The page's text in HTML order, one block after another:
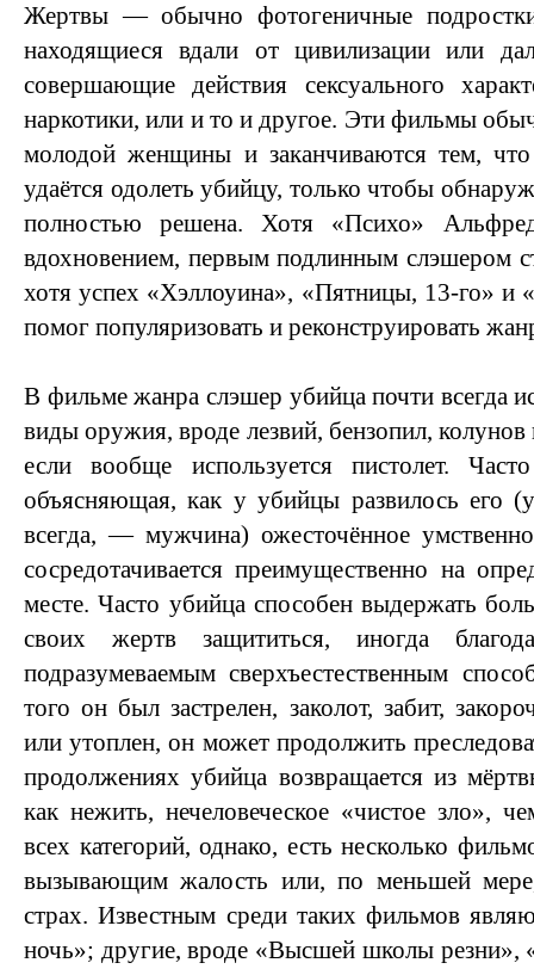
Жертвы — обычно фотогеничные
находящиеся вдали от цивилизации или
совершающие действия сексуального
наркотики, или и то и другое. Эти фильмы
молодой женщины и заканчиваются тем,
удаётся одолеть убийцу, только чтобы
полностью решена. Хотя «Психо»
вдохновением, первым подлинным слэшером
хотя успех «Хэллоуина», «Пятницы, 13-го» и
помог популяризовать и реконструировать
В фильме жанра слэшер убийца почти всегда
виды оружия, вроде лезвий, бензопил,
если вообще используется пистолет.
объясняющая, как у убийцы развилось его
всегда, — мужчина) ожесточённое
сосредотачивается преимущественно на
месте. Часто убийца способен выдержать
своих жертв защититься, иногда
подразумеваемым сверхъестественным
того он был застрелен, заколот, забит,
или утоплен, он может продолжить
продолжениях убийца возвращается из
как нежить, нечеловеческое «чистое зло»,
всех категорий, однако, есть несколько
вызывающим жалость или, по меньшей
страх. Известным среди таких фильмов
ночь»; другие, вроде «Высшей школы резни»,